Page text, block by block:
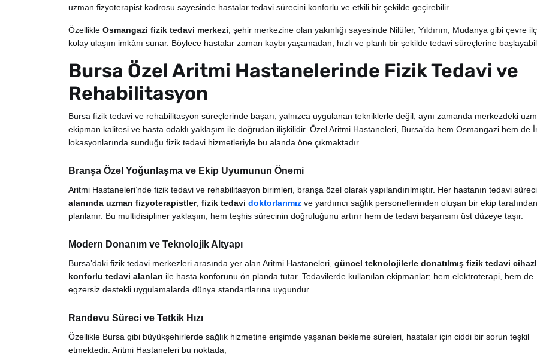
uzman fizyoterapist kadrosu sayesinde hastalar tedavi sürecini konforlu ve etkili bir şekilde geçirebilir.
Özellikle Osmangazi fizik tedavi merkezi, şehir merkezine olan yakınlığı sayesinde Nilüfer, Yıldırım, Mudanya gibi çevre
kolay ulaşım imkânı sunar. Böylece hastalar zaman kaybı yaşamadan, hızlı ve planlı bir şekilde tedavi süreçlerine
Bursa Özel Aritmi Hastanelerinde Fizik Tedavi ve
Rehabilitasyon
Bursa fizik tedavi ve rehabilitasyon süreçlerinde başarı, yalnızca uygulanan tekniklerle değil; aynı zamanda merkezdeki
ekipman kalitesi ve hasta odaklı yaklaşım ile doğrudan ilişkilidir. Özel Aritmi Hastaneleri, Bursa’da hem Osmangazi hem de
lokasyonlarında sunduğu fizik tedavi hizmetleriyle bu alanda öne çıkmaktadır.
Branşa Özel Yoğunlaşma ve Ekip Uyumunun Önemi
Aritmi Hastaneleri’nde fizik tedavi ve rehabilitasyon birimleri, branşa özel olarak yapılandırılmıştır. Her hastanın tedavi
alanında uzman fizyoterapistler, fizik tedavi doktorlarımız ve yardımcı sağlık personellerinden oluşan bir ekip tarafından
planlanır. Bu multidisipliner yaklaşım, hem teşhis sürecinin doğruluğunu artırır hem de tedavi başarısını üst düzeye taşır.
Modern Donanım ve Teknolojik Altyapı
Bursa’daki fizik tedavi merkezleri arasında yer alan Aritmi Hastaneleri, güncel teknolojilerle donatılmış fizik tedavi
konforlu tedavi alanları ile hasta konforunu ön planda tutar. Tedavilerde kullanılan ekipmanlar; hem elektroterapi, hem de
egzersiz destekli uygulamalarda dünya standartlarına uygundur.
Randevu Süreci ve Tetkik Hızı
Özellikle Bursa gibi büyükşehirlerde sağlık hizmetine erişimde yaşanan bekleme süreleri, hastalar için ciddi bir sorun teşkil
etmektedir. Aritmi Hastaneleri bu noktada;